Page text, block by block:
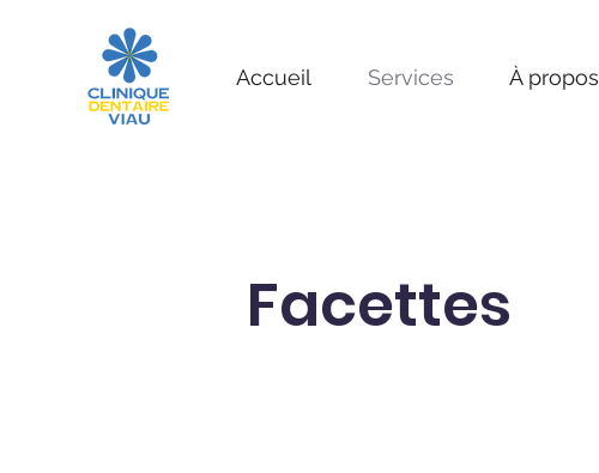
Accueil Services À propos
Facettes